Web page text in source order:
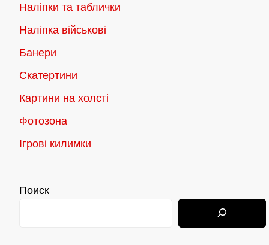
Наліпки та таблички
Наліпка військові
Банери
Скатертини
Картини на холсті
Фотозона
Ігрові килимки
Поиск